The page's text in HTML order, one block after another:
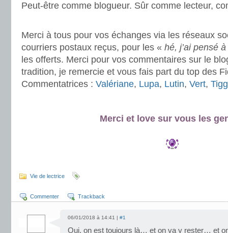
Peut-être comme blogueur. Sûr comme lecteur,
Merci à tous pour vos échanges via les réseaux
courriers postaux reçus, pour les « hé, j’ai pensé
les offerts. Merci pour vos commentaires sur le
tradition, je remercie et vous fais part du top des
Commentatrices : Valériane, Lupa, Lutin, Vert,
Merci et love sur vous les
Vie de lectrice
Commenter Trackback
06/01/2018 à 14:41 | #1
Oui, on est toujours là… et on va y rester… et